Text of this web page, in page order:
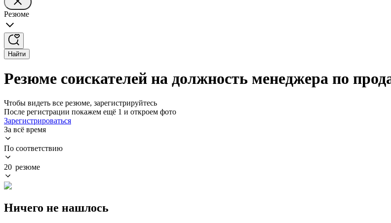
Резюме
Найти
Резюме соискателей на должность менеджера по
Чтобы видеть все резюме, зарегистрируйтесь
После регистрации покажем ещё 1 и откроем фото
Зарегистрироваться
За всё время
По соответствию
20 резюме
Ничего не нашлось